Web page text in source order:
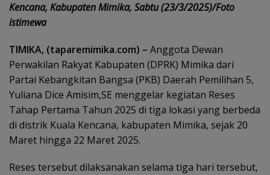
Kencana, Kabupaten Mimika, Sabtu (23/3/2025)/Foto
istimewa
TIMIKA, (taparemimika.com) – Anggota Dewan
Perwakilan Rakyat Kabupaten (DPRK) Mimika dari
Partai Kebangkitan Bangsa (PKB) Daerah Pemilihan 5,
Yuliana Dice Amisim,SE menggelar kegiatan Reses
Tahap Pertama Tahun 2025 di tiga lokasi yang berbeda
di distrik Kuala Kencana, kabupaten Mimika, sejak 20
Maret hingga 22 Maret 2025.
Reses tersebut dilaksanakan selama tiga hari tersebut,